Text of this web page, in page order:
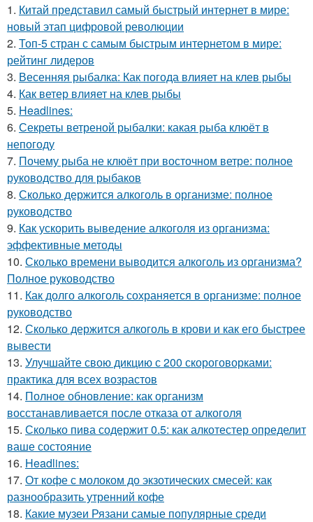
1. Китай представил самый быстрый интернет в мире:
новый этап цифровой революции
2. Топ-5 стран с самым быстрым интернетом в мире:
рейтинг лидеров
3. Весенняя рыбалка: Как погода влияет на клев рыбы
4. Как ветер влияет на клев рыбы
5. Headlines:
6. Секреты ветреной рыбалки: какая рыба клюёт в
непогоду
7. Почему рыба не клюёт при восточном ветре: полное
руководство для рыбаков
8. Сколько держится алкоголь в организме: полное
руководство
9. Как ускорить выведение алкоголя из организма:
эффективные методы
10. Сколько времени выводится алкоголь из организма?
Полное руководство
11. Как долго алкоголь сохраняется в организме: полное
руководство
12. Сколько держится алкоголь в крови и как его быстрее
вывести
13. Улучшайте свою дикцию с 200 скороговорками:
практика для всех возрастов
14. Полное обновление: как организм
восстанавливается после отказа от алкоголя
15. Сколько пива содержит 0.5: как алкотестер определит
ваше состояние
16. Headlines:
17. От кофе с молоком до экзотических смесей: как
разнообразить утренний кофе
18. Какие музеи Рязани самые популярные среди